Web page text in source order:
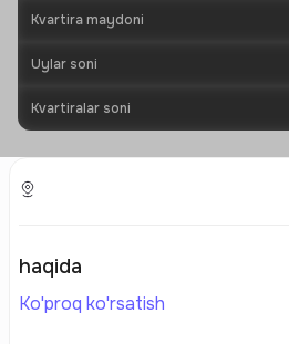
Kvartira maydoni
Uylar soni
Kvartiralar soni
haqida
Ko'proq ko'rsatish